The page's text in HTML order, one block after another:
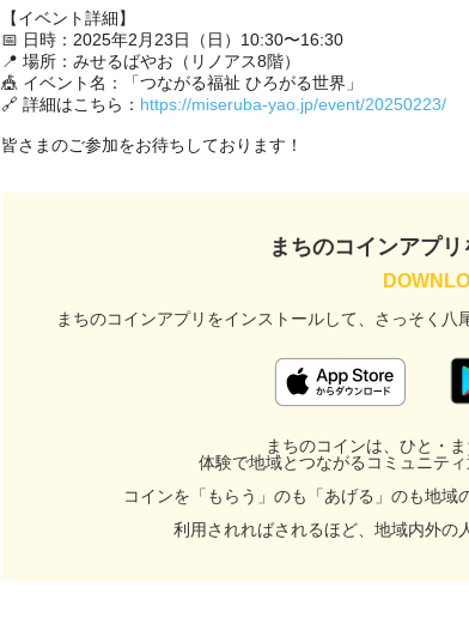
【イベント詳細】
📅 日時：2025年2月23日（日）10:30〜16:30
📍 場所：みせるばやお（リノアス8階）
🎪 イベント名：「つながる福祉 ひろがる世界」
🔗 詳細はこちら： https://miseruba-yao.jp/event/20250223/
皆さまのご参加をお待ちしております！
まちのコインアプ
まちのコインアプリをインストールして、 さっそく八
まちのコインは、ひと・
体験で地域とつながるコミュニティ
コインを「もらう」のも「あげる」のも地域
利用されればされるほど、地域内外の